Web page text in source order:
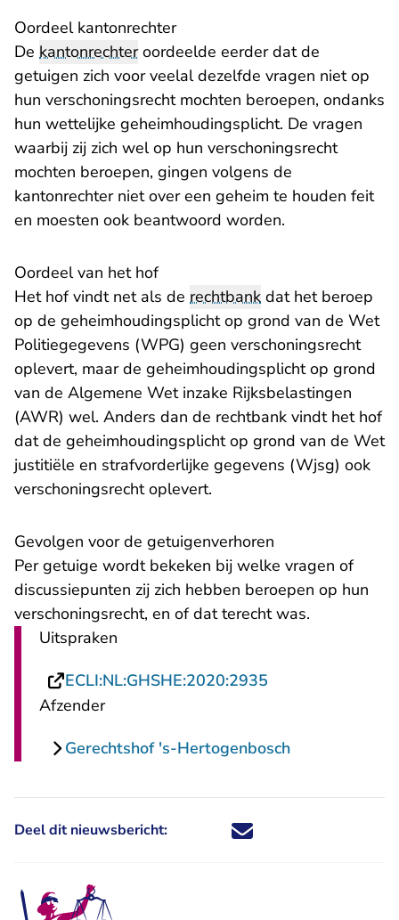
Oordeel kantonrechter
De kantonrechteroordeelde eerder dat de
getuigen zich voor veelal dezelfde vragen niet op
hun verschoningsrecht mochten beroepen, ondanks
hun wettelijke geheimhoudingsplicht. De vragen
waarbij zij zich wel op hun verschoningsrecht
mochten beroepen, gingen volgens de
kantonrechter niet over een geheim te houden feit
en moesten ook beantwoord worden.
Oordeel van het hof
Het hof vindt net als de rechtbank dat het beroep
op de geheimhoudingsplicht op grond van de Wet
Politiegegevens (WPG) geen verschoningsrecht
oplevert, maar de geheimhoudingsplicht op grond
van de Algemene Wet inzake Rijksbelastingen
(AWR) wel. Anders dan de rechtbank vindt het hof
dat de geheimhoudingsplicht op grond van de Wet
justitiële en strafvorderlijke gegevens (Wjsg) ook
verschoningsrecht oplevert.
Gevolgen voor de getuigenverhoren
Per getuige wordt bekeken bij welke vragen of
discussiepunten zij zich hebben beroepen op hun
verschoningsrecht, en of dat terecht was.
Uitspraken
ECLI:NL:GHSHE:2020:2935
Afzender
Gerechtshof 's-Hertogenbosch
Deel dit nieuwsbericht: Deel dit nieuwsbericht via X -
Deel dit nieuwsbericht via
Deel dit nieuwsbericht
Deel dit